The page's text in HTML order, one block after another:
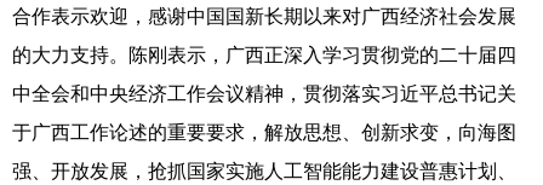
台湾 思客智库 全球连线 教育
科技 科普 体育 文化
健康 军事 访谈 视频
图片 中央文件 金融 汽车
合作表示欢迎，感谢中国国新长期以来对广西经济社会发展
的大力支持。陈刚表示，广西正深入学习贯彻党的二十届四
中全会和中央经济工作会议精神，贯彻落实习近平总书记关
于广西工作论述的重要要求，解放思想、创新求变，向海图
强、开放发展，抢抓国家实施人工智能能力建设普惠计划、